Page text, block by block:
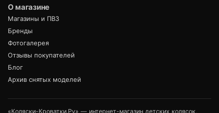
О магазине
Магазины и ПВЗ
Бренды
Фотогалерея
Отзывы покупателей
Блог
Архив снятых моделей
«Коляски-Кроватки.Ру» — интернет-магазин детских колясок,